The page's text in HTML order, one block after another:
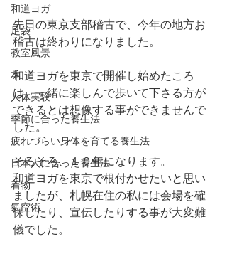
和道ヨガ
足袋
教室風景
本
人体実験
季節に合った養生法
疲れづらい身体を育てる養生法
日本人に合った養生法
着物
氣空術
先日の東京支部稽古で、今年の地方お
稽古は終わりになりました。
和道ヨガを東京で開催し始めたころ
は、一緒に楽しんで歩いて下さる方が
できるとは想像する事ができませんで
した。
そろそろ、１０年になります。
和道ヨガを東京で根付かせたいと思い
ましたが、札幌在住の私には会場を確
保したり、宣伝したりする事が大変難
儀でした。